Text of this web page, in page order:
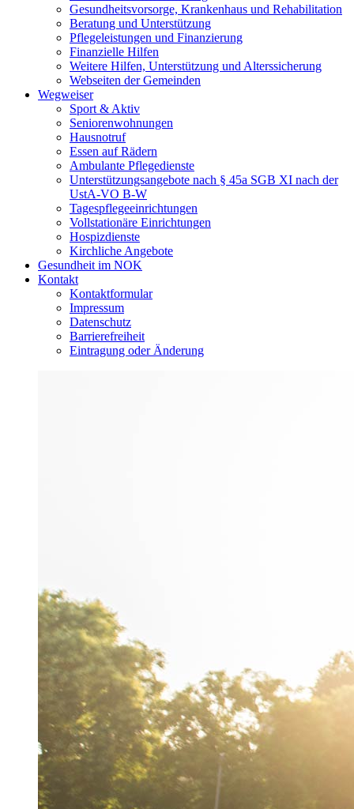
Gesundheitsvorsorge, Krankenhaus und Rehabilitation
Beratung und Unterstützung
Pflegeleistungen und Finanzierung
Finanzielle Hilfen
Weitere Hilfen, Unterstützung und Alterssicherung
Webseiten der Gemeinden
Wegweiser
Sport & Aktiv
Seniorenwohnungen
Hausnotruf
Essen auf Rädern
Ambulante Pflegedienste
Unterstützungsangebote nach § 45a SGB XI nach der
UstA-VO B-W
Tagespflegeeinrichtungen
Vollstationäre Einrichtungen
Hospizdienste
Kirchliche Angebote
Gesundheit im NOK
Kontakt
Kontaktformular
Impressum
Datenschutz
Barrierefreiheit
Eintragung oder Änderung